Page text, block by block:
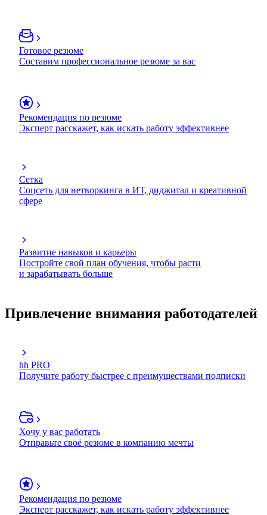
Готовое резюме
Составим профессиональное резюме за вас
Рекомендация по резюме
Эксперт расскажет, как искать работу эффективнее
Сетка
Соцсеть для нетворкинга в ИТ, диджитал и креативной
сфере
Развитие навыков и карьеры
Постройте свой план обучения, чтобы расти
и зарабатывать больше
Привлечение внимания работодателей
hh PRO
Получите работу быстрее с преимуществами подписки
Хочу у вас работать
Отправьте своё резюме в компанию мечты
Рекомендация по резюме
Эксперт расскажет, как искать работу эффективнее